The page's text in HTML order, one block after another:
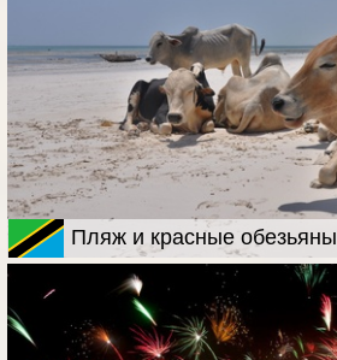
Пляж и красные обезьяны